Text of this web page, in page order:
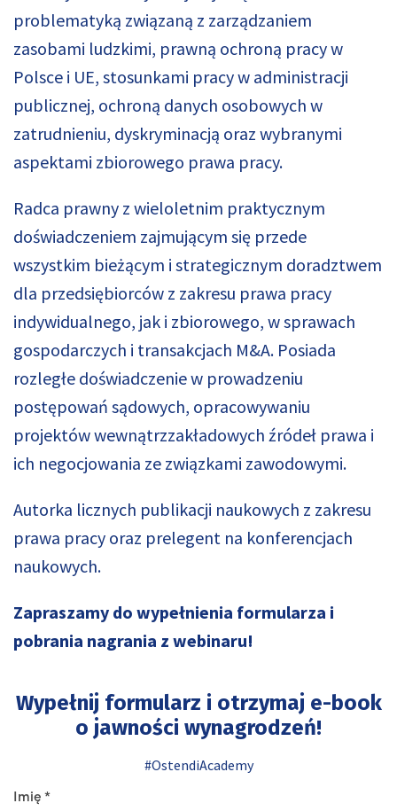
problematyką związaną z zarządzaniem
zasobami ludzkimi, prawną ochroną pracy w
Polsce i UE, stosunkami pracy w administracji
publicznej, ochroną danych osobowych w
zatrudnieniu, dyskryminacją oraz wybranymi
aspektami zbiorowego prawa pracy.
Radca prawny z wieloletnim praktycznym
doświadczeniem zajmującym się przede
wszystkim bieżącym i strategicznym doradztwem
dla przedsiębiorców z zakresu prawa pracy
indywidualnego, jak i zbiorowego, w sprawach
gospodarczych i transakcjach M&A. Posiada
rozległe doświadczenie w prowadzeniu
postępowań sądowych, opracowywaniu
projektów wewnątrzzakładowych źródeł prawa i
ich negocjowania ze związkami zawodowymi.
Autorka licznych publikacji naukowych z zakresu
prawa pracy oraz prelegent na konferencjach
naukowych.
Zapraszamy do wypełnienia formularza i
pobrania nagrania z webinaru!
Wypełnij formularz i otrzymaj e-book
o jawności wynagrodzeń!
#OstendiAcademy
Imię *